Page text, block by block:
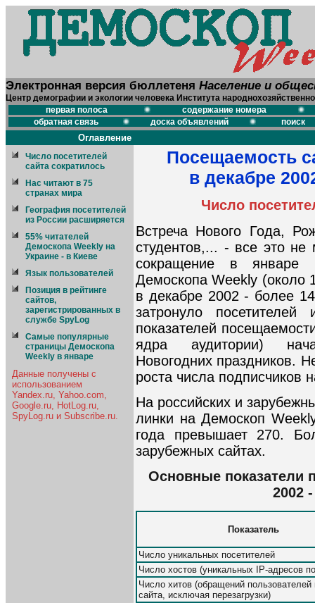
Электронная версия бюллетеня Население и
Центр демографии и экологии человека Института
первая полоса
содержание номера
обратная связь
доска объявлений поиск
Оглавление
Число посетителей
сайта сократилось
Нас читают в 75
странах мира
География посетителей
из России расширяется
55% читателей
Демоскопа Weekly на
Украине - в Киеве
Язык пользователей
Позиция в рейтинге
сайтов,
зарегистрированных в
службе SpyLog
Самые популярные
страницы Демоскопа
Weekly в январе
Данные получены с
использованием
Yandex.ru, Yahoo.com,
Google.ru, HotLog.ru,
SpyLog.ru и Subscribe.ru.
Посещаемость
в декабре
Число
Встреча Нового Года,
студентов,... - все это
сокращение в январе
Демоскопа Weekly (около
в декабре 2002 - более
затронуло
показателей
ядра аудитории)
Новогодних праздников.
роста числа подписчиков
На российских и
линки на Демоскоп
года превышает 270.
зарубежных сайтах.
Основные показатели
2002
Показатель
Число уникальных посетителей
Число хостов (уникальных IP-адресов
Число хитов (обращений пользователей
сайта, исключая перезагрузки)